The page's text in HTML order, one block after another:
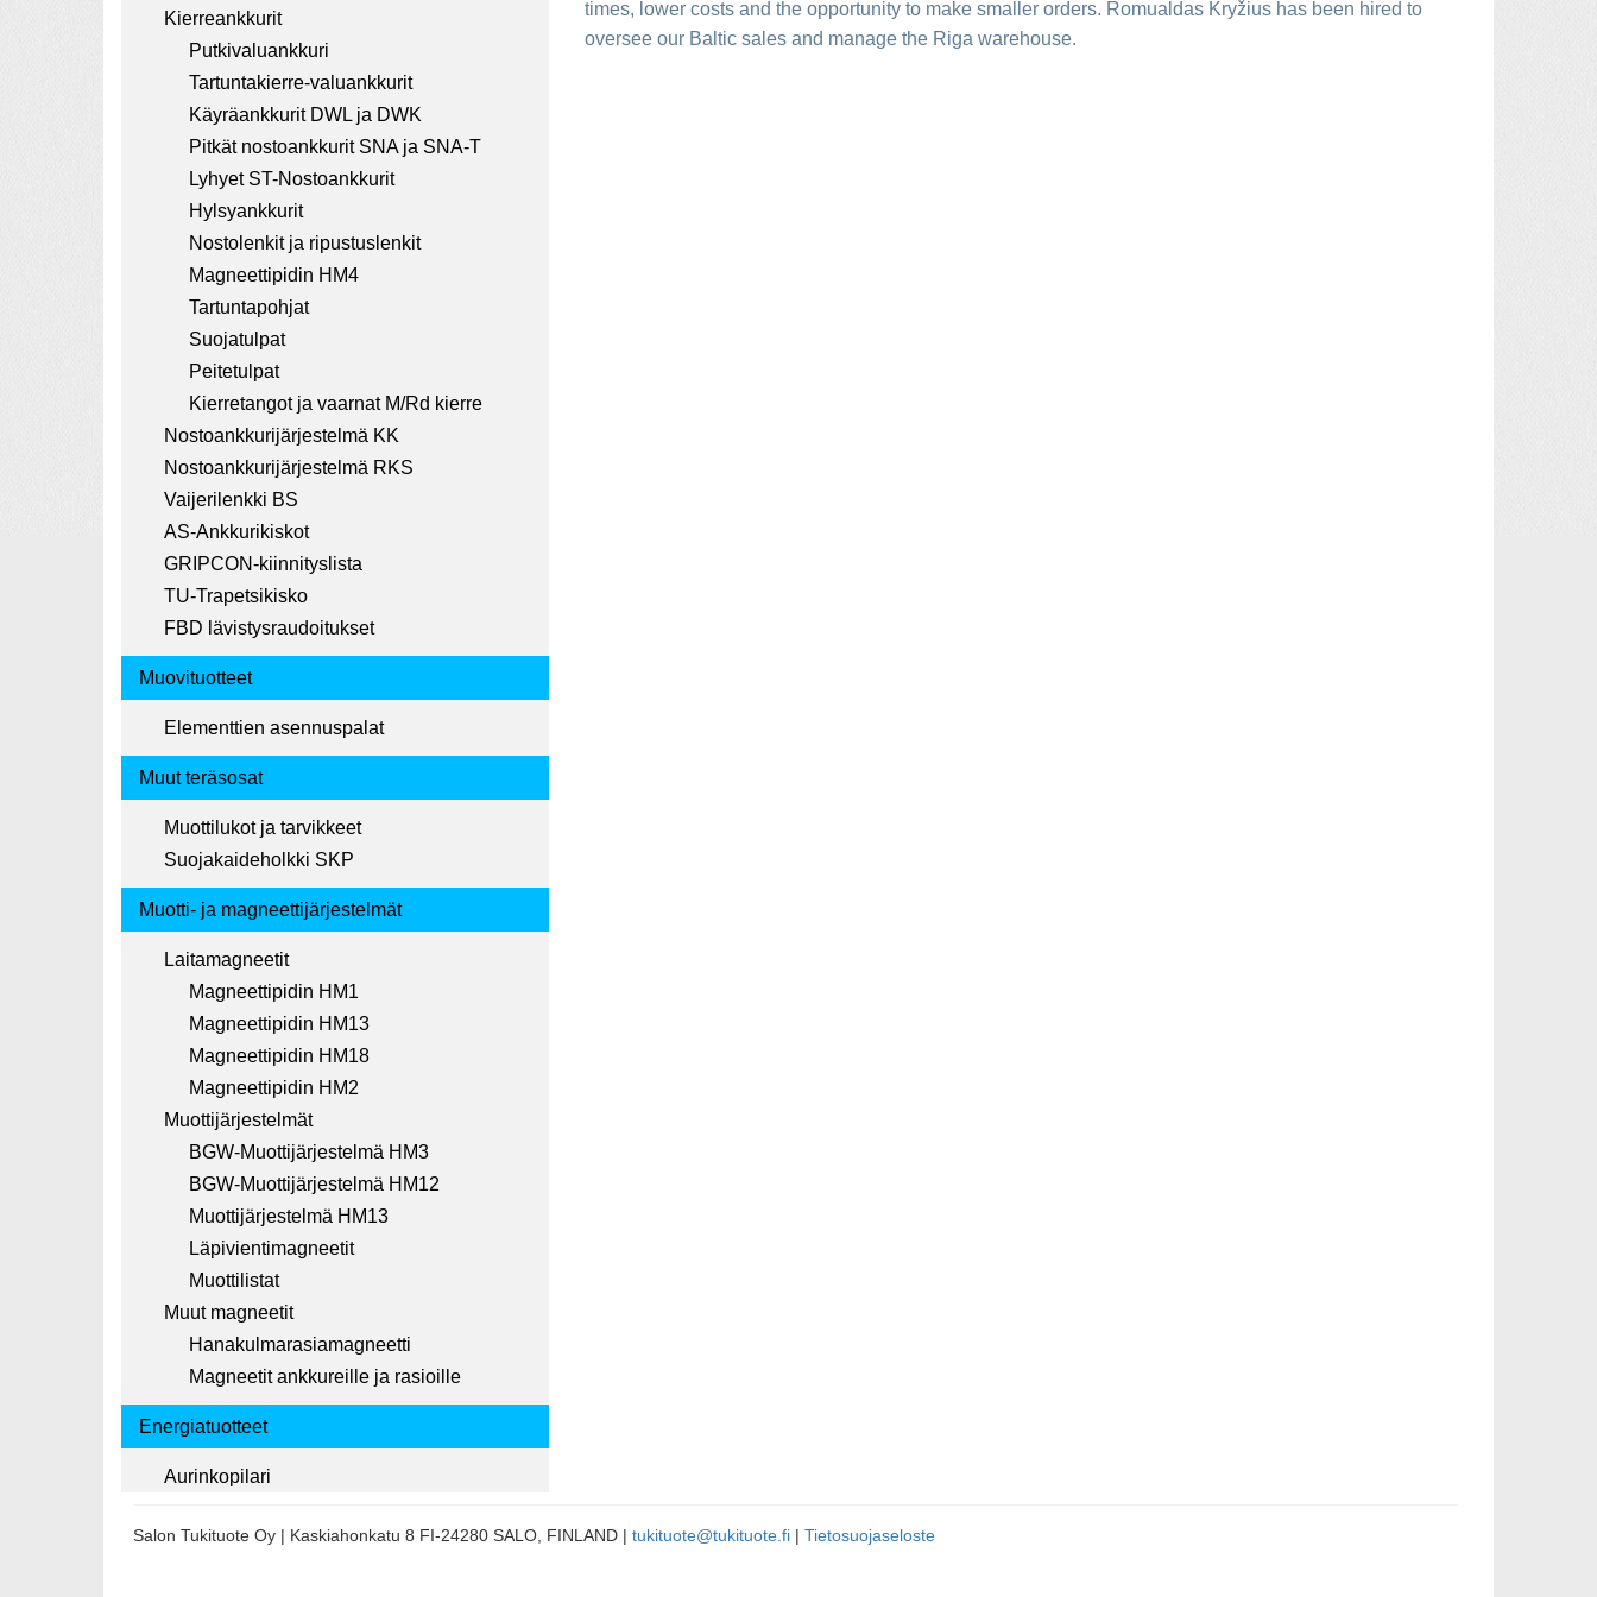
a
Kierreankkurit
Putkivaluankkuri
Tartuntakierre-valuankkurit
Käyräankkurit DWL ja DWK
Pitkät nostoankkurit SNA ja SNA-T
Lyhyet ST-Nostoankkurit
Hylsyankkurit
Nostolenkit ja ripustuslenkit
Magneettipidin HM4
Tartuntapohjat
Suojatulpat
Peitetulpat
Kierretangot ja vaarnat M/Rd kierre
Nostoankkurijärjestelmä KK
Nostoankkurijärjestelmä RKS
Vaijerilenkki BS
AS-Ankkurikiskot
GRIPCON-kiinnityslista
TU-Trapetsikisko
FBD lävistysraudoitukset
Muovituotteet
Elementtien asennuspalat
Muut teräsosat
Muottilukot ja tarvikkeet
Suojakaideholkki SKP
Muotti- ja magneettijärjestelmät
Laitamagneetit
Magneettipidin HM1
Magneettipidin HM13
Magneettipidin HM18
Magneettipidin HM2
Muottijärjestelmät
BGW-Muottijärjestelmä HM3
BGW-Muottijärjestelmä HM12
Muottijärjestelmä HM13
Läpivientimagneetit
Muottilistat
Muut magneetit
Hanakulmarasiamagneetti
Magneetit ankkureille ja rasioille
Energiatuotteet
Aurinkopilari
times, lower costs and the opportunity to make smaller orders. Romualdas Kryžius has been hired to
oversee our Baltic sales and manage the Riga warehouse.
Salon Tukituote Oy | Kaskiahonkatu 8 FI-24280 SALO, FINLAND | tukituote@tukituote.fi | Tietosuojaseloste